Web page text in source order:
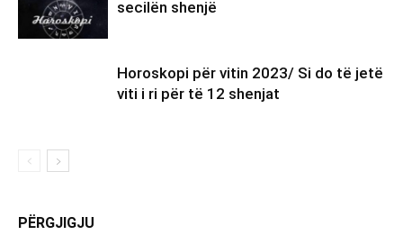
secilën shenjë
Horoskopi për vitin 2023/ Si do të jetë
viti i ri për të 12 shenjat
PËRGJIGJU